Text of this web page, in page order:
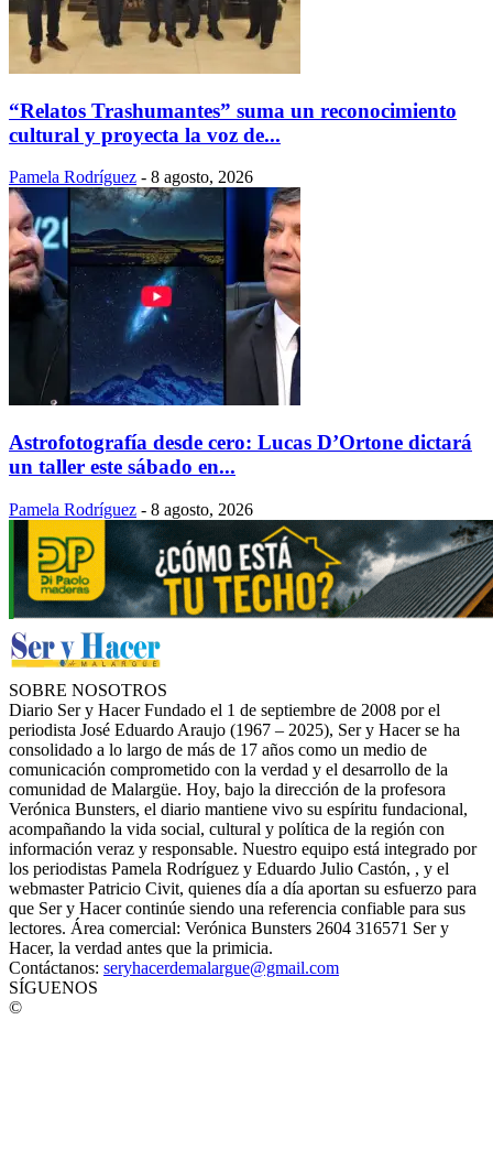
“Relatos Trashumantes” suma un reconocimiento
cultural y proyecta la voz de...
Pamela Rodríguez - 8 agosto, 2026
Astrofotografía desde cero: Lucas D’Ortone dictará
un taller este sábado en...
Pamela Rodríguez - 8 agosto, 2026
SOBRE NOSOTROS
Diario Ser y Hacer Fundado el 1 de septiembre de 2008 por el
periodista José Eduardo Araujo (1967 – 2025), Ser y Hacer se ha
consolidado a lo largo de más de 17 años como un medio de
comunicación comprometido con la verdad y el desarrollo de la
comunidad de Malargüe. Hoy, bajo la dirección de la profesora
Verónica Bunsters, el diario mantiene vivo su espíritu fundacional,
acompañando la vida social, cultural y política de la región con
información veraz y responsable. Nuestro equipo está integrado por
los periodistas Pamela Rodríguez y Eduardo Julio Castón, , y el
webmaster Patricio Civit, quienes día a día aportan su esfuerzo para
que Ser y Hacer continúe siendo una referencia confiable para sus
lectores. Área comercial: Verónica Bunsters 2604 316571 Ser y
Hacer, la verdad antes que la primicia.
Contáctanos: seryhacerdemalargue@gmail.com
SÍGUENOS
©